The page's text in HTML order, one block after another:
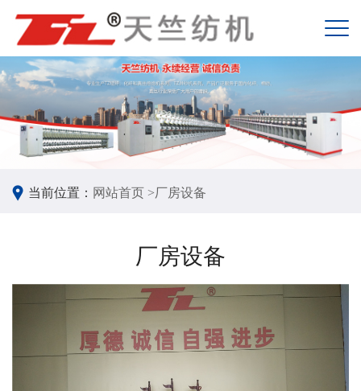
当前位置： 网站首页 >厂房设备
厂房设备